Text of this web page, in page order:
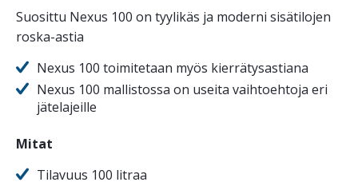
Suosittu Nexus 100 on tyylikäs ja moderni sisätilojen
roska-astia
Nexus 100 toimitetaan myös kierrätysastiana
Nexus 100 mallistossa on useita vaihtoehtoja eri
jätelajeille
Mitat
Tilavuus 100 litraa